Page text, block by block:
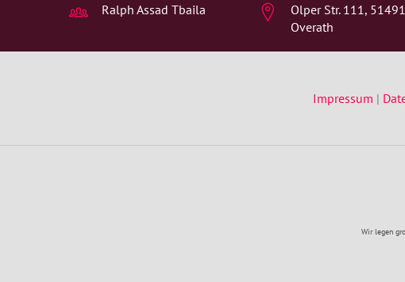
Ralph Assad Tbaila
Olper Str. 111, 51491
Overath
Impressum |
Wir legen